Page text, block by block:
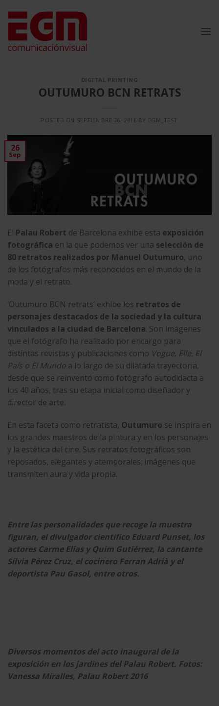
contenido
DIGITAL PRINTING
OUTUMURO BCN RETRATS
POSTED ON SEPTIEMBRE 26, 2016 BY EGM_TEST
26
Sep
El Palau Robert de Barcelona exhibe esta exposición
fotográfica en la que podemos ver una selección de
80 retratos realizados por Manuel Outumuro, uno
de los fotógrafos más reconocidos en el mundo de la
moda y el retrato.
‘Outumuro BCN retrats’ exhibe los retratos de
personajes destacados de la sociedad y la cultura
vinculados a la ciudad de Barcelona. Son imágenes
que el fotógrafo ha realizado por encargo para
distintas revistas y publicaciones como Vogue, Elle, El
País o El Mundo a lo largo de su dilatada trayectoria,
desde que se reinventó como fotógrafo autodidacta a
los 40 años, tras su etapa inicial como diseñador y
director de arte.
En esta faceta como retratista, Outumuro se inspira en
los grandes maestros de la pintura y en los personajes
y la estética del cine. Sus retratos fotográficos son
reposados, elegantes y atemporales; imágenes que
transmiten aura y vida propia.
Entre las personalidades que recoge la muestra
figuran, el divulgador científico Eduard Punset, los
actores Carme Elías y Quim Gutiérrez, la cantante
Sílvia Pérez Cruz, el cocinero Ferran Adrià y el
deportista Pau Gasol, entre otros.
Diversos momentos del acto inaugural de la
exposición en los jardines del Palau Robert. Fotos:
Vanessa Miralles, Palau Robert 2016